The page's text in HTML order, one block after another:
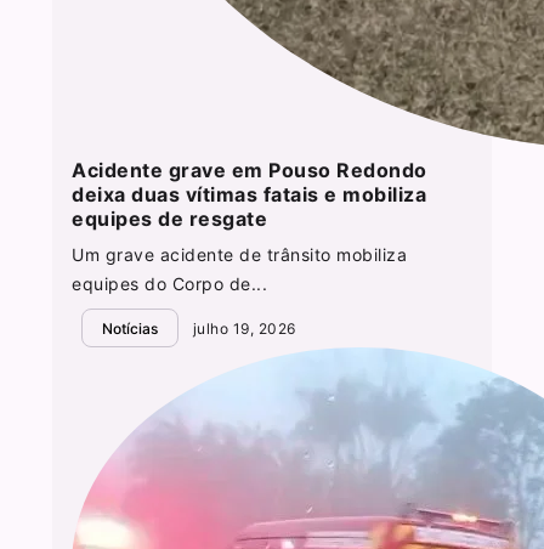
Acidente grave em Pouso Redondo
deixa duas vítimas fatais e mobiliza
equipes de resgate
Um grave acidente de trânsito mobiliza
equipes do Corpo de...
Notícias julho 19, 2026